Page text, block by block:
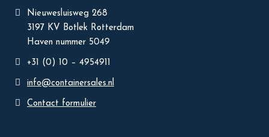
Nieuwesluisweg 268
3197 KV Botlek Rotterdam
Haven nummer 5049
+31 (0) 10 – 4954911
info@containersales.nl
Contact formulier